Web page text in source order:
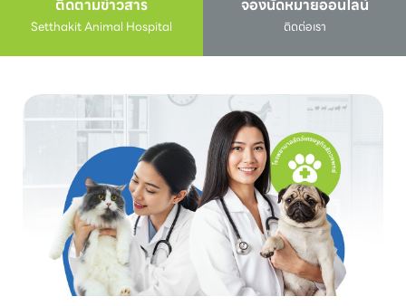
ติดตามข่าวสาร
Setthakit Animal Hospital
จองนัดหมายออนไลน์
ติดต่อเรา